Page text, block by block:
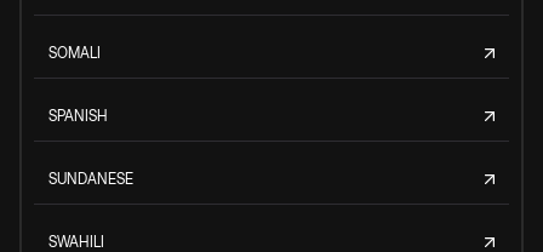
SOMALI
SPANISH
SUNDANESE
SWAHILI